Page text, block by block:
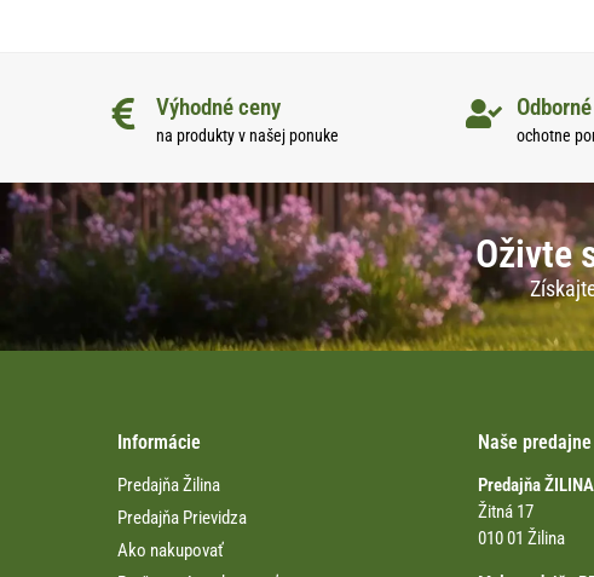
Výhodné ceny
na produkty v našej ponuke ochotne
Oživte
Informácie
Predajňa Žilina
Predajňa Prievidza
Ako nakupovať
Naše predajne
Predajňa ŽILINA
Žitná 17
010 01 Žilina